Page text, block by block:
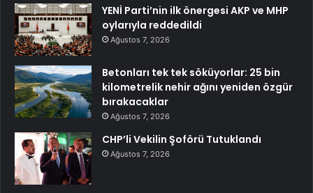
YENİ Parti’nin ilk önergesi AKP ve MHP
oylarıyla reddedildi
Ağustos 7, 2026
Betonları tek tek söküyorlar: 25 bin
kilometrelik nehir ağını yeniden özgür
bırakacaklar
Ağustos 7, 2026
CHP’li Vekilin Şoförü Tutuklandı
Ağustos 7, 2026